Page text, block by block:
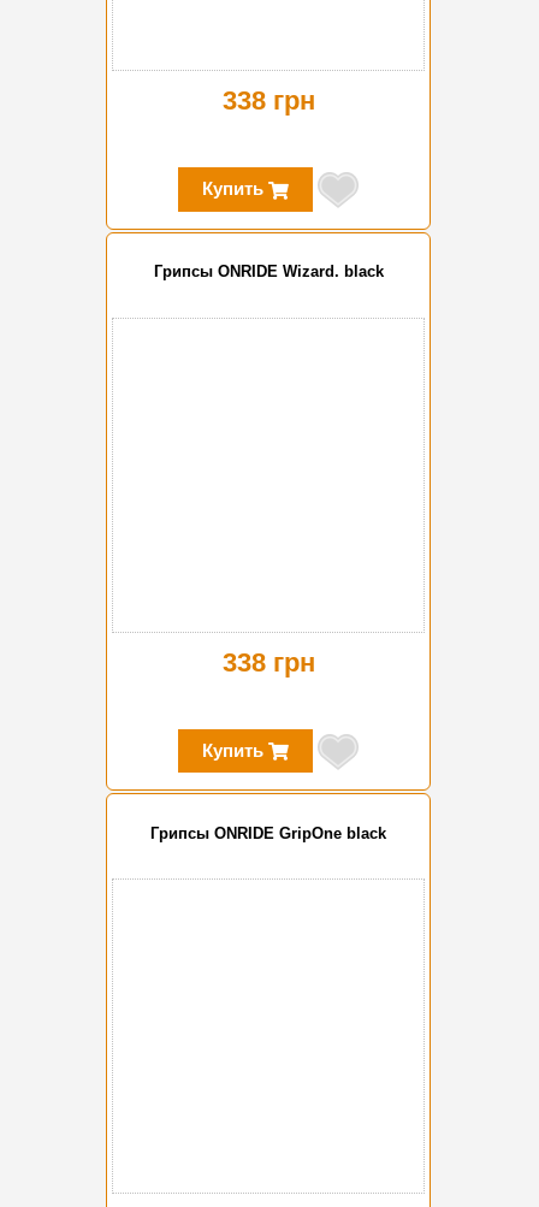
338 грн
Купить
Грипсы ONRIDE Wizard. black
338 грн
Купить
Грипсы ONRIDE GripOne black